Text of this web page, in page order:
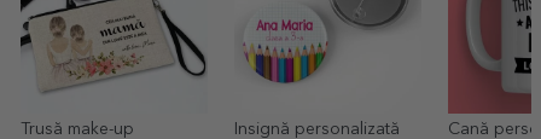
Trusă make-up
Insignă personalizată
Cană